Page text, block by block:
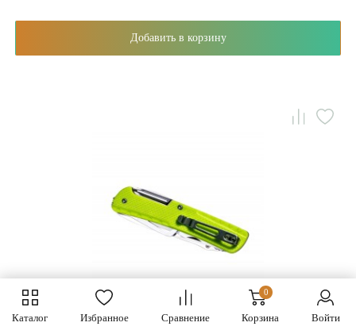
Каталог Избранное Сравнение
0
Корзина Войти
Добавить в корзину